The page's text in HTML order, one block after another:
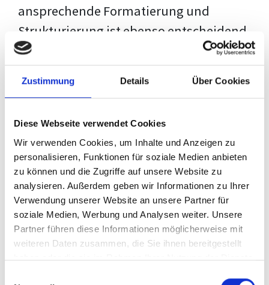
Zustimmung Details Über Cookies
Diese Webseite verwendet Cookies
Wir verwenden Cookies, um Inhalte und Anzeigen zu
personalisieren, Funktionen für soziale Medien anbieten
zu können und die Zugriffe auf unsere Website zu
analysieren. Außerdem geben wir Informationen zu Ihrer
Verwendung unserer Website an unsere Partner für
soziale Medien, Werbung und Analysen weiter. Unsere
Partner führen diese Informationen möglicherweise mit
weiteren Daten zusammen, die Sie ihnen bereitgestellt
haben oder die sie im Rahmen Ihrer Nutzung der Dienste
ansprechende Formatierung und
Strukturierung ist ebenso entscheidend
wie der Inhalt selbst. Jeder Prüfer hat
eigene Erwartungen, und unsere
Schulung ist so konzipiert, dass sie dir
deiner individuellen Vorlage zeigt,
anstatt eine Einheitslösung zu bieten.
Der Prozess des wissenschaftlichen
Schreibens kann ohne das richtige
Wissen eine große Herausforderung
darstellen. Jedoch, ausgestattet mit
denTechniken und Strategiendieses
Kurses, wird die Formatierung deiner